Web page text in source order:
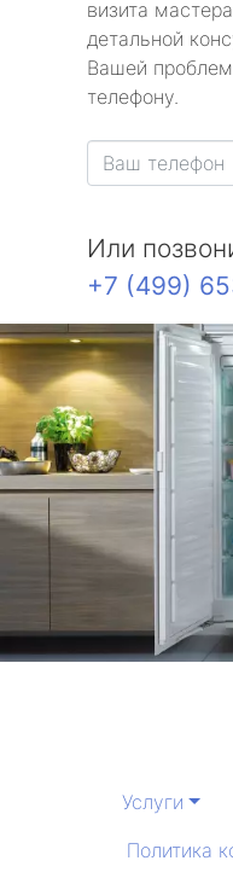
визита
детальной
Вашей
телефону.
Или
+7 (499)
Услуги
Политика